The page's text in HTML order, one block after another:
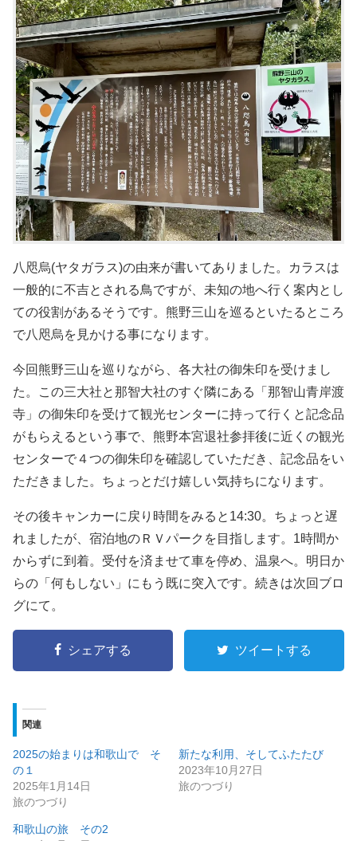
八咫烏(ヤタガラス)の由来が書いてありました。カラスは
一般的に不吉とされる鳥ですが、未知の地へ行く案内とし
ての役割があるそうです。熊野三山を巡るといたるところ
で八咫烏を見かける事になります。
今回熊野三山を巡りながら、各大社の御朱印を受けまし
た。この三大社と那智大社のすぐ隣にある「那智山青岸渡
寺」の御朱印を受けて観光センターに持って行くと記念品
がもらえるという事で、熊野本宮退社参拝後に近くの観光
センターで４つの御朱印を確認していただき、記念品をい
ただきました。ちょっとだけ嬉しい気持ちになります。
その後キャンカーに戻り時間をみると14:30。ちょっと遅
れましたが、宿泊地のＲＶパークを目指します。1時間か
からずに到着。受付を済ませて車を停め、温泉へ。明日か
らの「何もしない」にもう既に突入です。続きは次回ブロ
グにて。
シェアする ツイートする
関連
2025の始まりは和歌山で そ
の１
2025年1月14日
旅のつづり
新たな利用、そしてふたたび
2023年10月27日
旅のつづり
和歌山の旅 その2